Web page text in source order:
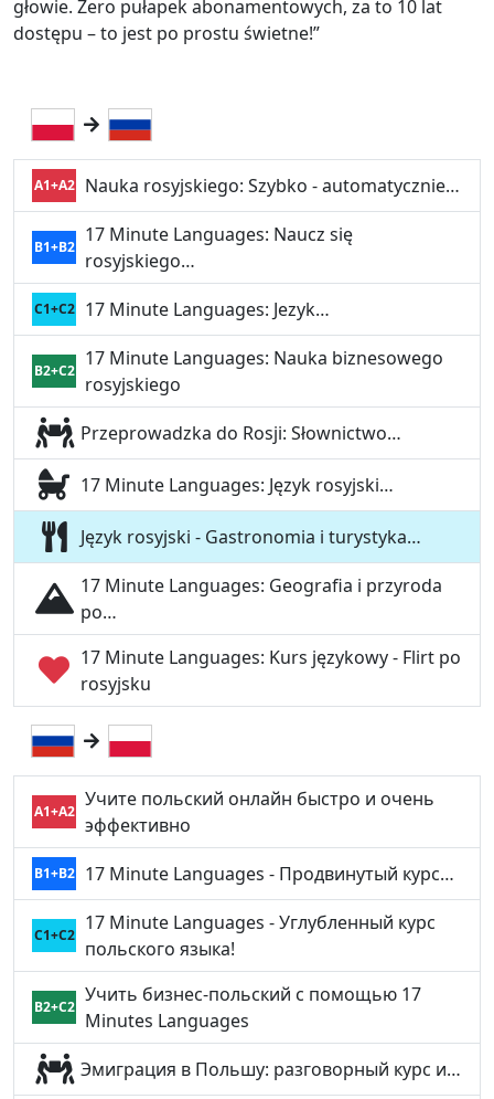
głowie. Zero pułapek abonamentowych, za to 10 lat
dostępu – to jest po prostu świetne!”
A1+A2 Nauka rosyjskiego: Szybko - automatycznie…
B1+B2
17 Minute Languages: Naucz się
rosyjskiego…
C1+C2 17 Minute Languages: Jezyk…
B2+C2
17 Minute Languages: Nauka biznesowego
rosyjskiego
Przeprowadzka do Rosji: Słownictwo…
17 Minute Languages: Język rosyjski…
Język rosyjski - Gastronomia i turystyka…
17 Minute Languages: Geografia i przyroda
po…
17 Minute Languages: Kurs językowy - Flirt po
rosyjsku
A1+A2
Учите польский онлайн быстро и очень
эффективно
B1+B2 17 Minute Languages - Продвинутый курс…
C1+C2
17 Minute Languages - Углубленный курс
польского языка!
B2+C2
Учить бизнес-польский с помощью 17
Minutes Languages
Эмиграция в Польшу: разговорный курс и…